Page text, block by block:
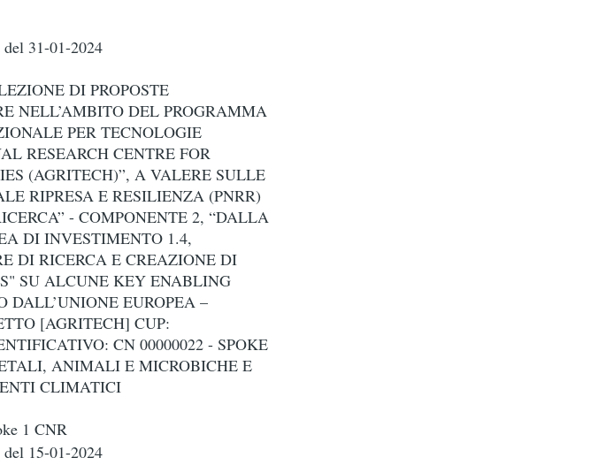
del 31-01-2024
DI PROPOSTE
NELL’AMBITO DEL PROGRAMMA
PER TECNOLOGIE
RESEARCH CENTRE FOR
(AGRITECH)”, A VALERE SULLE
RIPRESA E RESILIENZA (PNRR)
- COMPONENTE 2, “DALLA
DI INVESTIMENTO 1.4,
DI RICERCA E CREAZIONE DI
SU ALCUNE KEY ENABLING
DALL’UNIONE EUROPEA –
[AGRITECH] CUP:
CN 00000022 - SPOKE
ANIMALI E MICROBICHE E
CLIMATICI
1 CNR
del 15-01-2024